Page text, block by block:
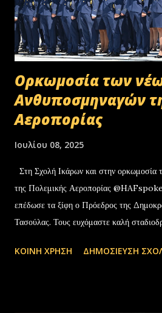
Oρκωμοσία των
Ανθυποσμηναγών
Αεροπορίας
Ιουλίου 08, 2025
Στη Σχολή Ικάρων και στην
της Πολεμικής Αεροπορίας
επέδωσε τα ξίφη ο Πρόεδρος της
Τασούλας. Τους ευχόμαστε καλή
pic.twitter.com/t6bNFBH5Ce —
ΚΟΙΝΉ ΧΡΉΣΗ ΔΗΜΟΣΊΕΥΣΗ